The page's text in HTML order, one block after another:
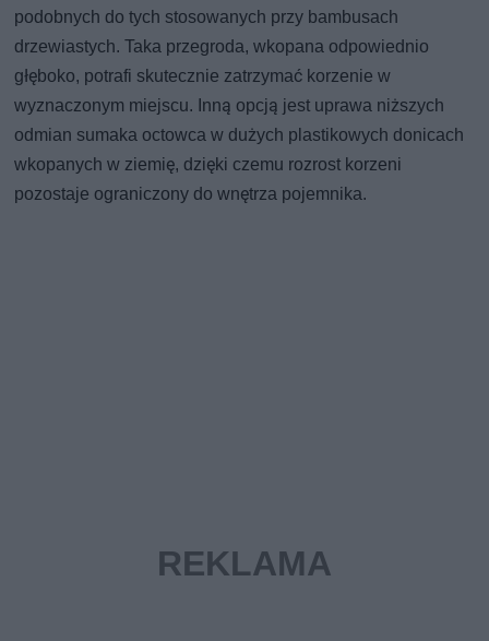
podobnych do tych stosowanych przy bambusach
drzewiastych. Taka przegroda, wkopana odpowiednio
głęboko, potrafi skutecznie zatrzymać korzenie w
wyznaczonym miejscu. Inną opcją jest uprawa niższych
odmian sumaka octowca w dużych plastikowych donicach
wkopanych w ziemię, dzięki czemu rozrost korzeni
pozostaje ograniczony do wnętrza pojemnika.